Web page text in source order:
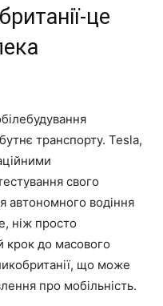
це
транспорту. Tesla,
свого
автономного водіння
ніж просто
крок до масового
що може
про мобільність.